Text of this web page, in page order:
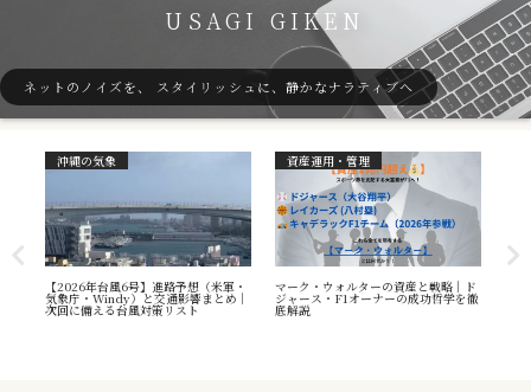
USAGI GIKEN
ネットのノイズを、 スタイリッシュに、静かなナラティブへ
沖縄の気象
【2026年台風6号】進路予想（米軍・
気象庁・Windy）と交通影響まとめ｜
次回に備える台風対策リスト
資産運用・管理
マーク・ウォルターの資産と戦略｜ド
ジャース・F1オーナーの成功哲学を徹
底解説